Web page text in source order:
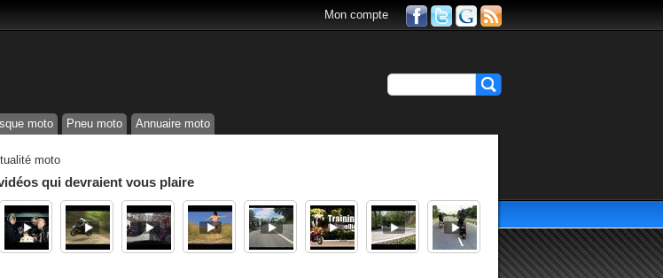
Mon compte
moto Pneu moto Annuaire moto
moto
qui devraient vous plaire